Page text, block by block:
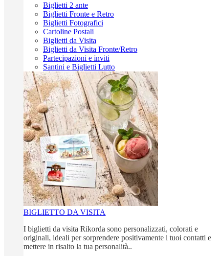
Biglietti 2 ante
Biglietti Fronte e Retro
Biglietti Fotografici
Cartoline Postali
Biglietti da Visita
Biglietti da Visita Fronte/Retro
Partecipazioni e inviti
Santini e Biglietti Lutto
BIGLIETTO DA VISITA
I biglietti da visita Rikorda sono personalizzati, colorati e
originali, ideali per sorprendere positivamente i tuoi contatti e
mettere in risalto la tua personalità..